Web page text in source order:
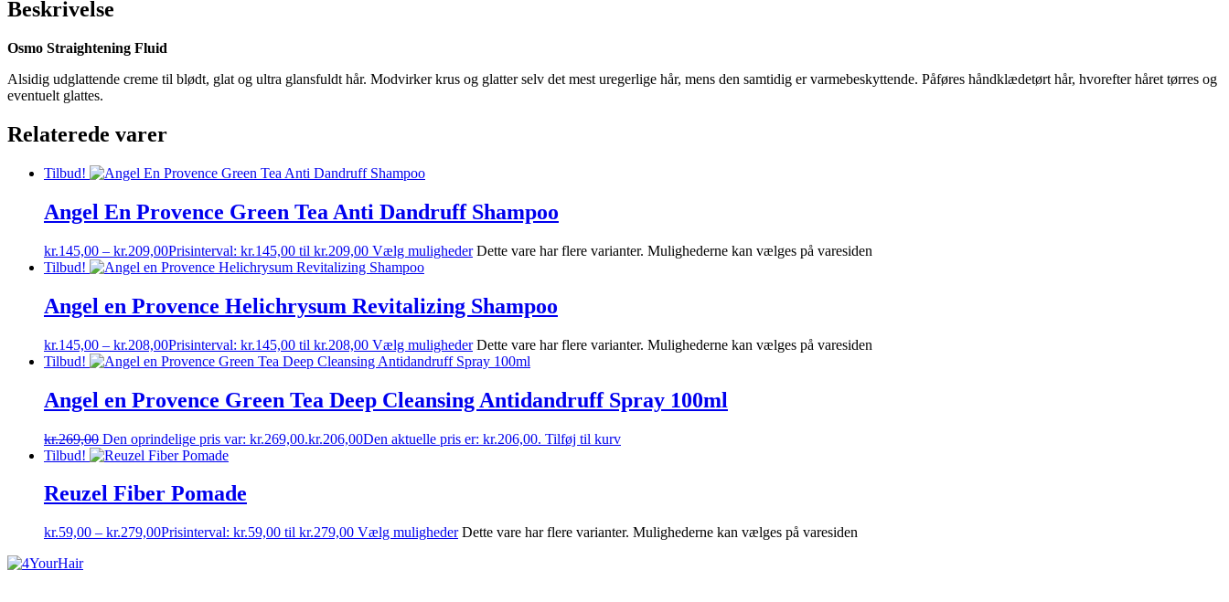
Beskrivelse
Osmo Straightening Fluid
Alsidig udglattende creme til blødt, glat og ultra glansfuldt hår. Modvirker krus og glatter selv det mest uregerlige hår, mens den samtidig er varmebeskyttende. Påføres håndklædetørt hår, hvorefter håret tørres og
eventuelt glattes.
Relaterede varer
Tilbud!
Angel En Provence Green Tea Anti Dandruff Shampoo
kr.145,00 – kr.209,00Prisinterval: kr.145,00 til kr.209,00 Vælg muligheder Dette vare har flere varianter. Mulighederne kan vælges på varesiden
Tilbud!
Angel en Provence Helichrysum Revitalizing Shampoo
kr.145,00 – kr.208,00Prisinterval: kr.145,00 til kr.208,00 Vælg muligheder Dette vare har flere varianter. Mulighederne kan vælges på varesiden
Tilbud!
Angel en Provence Green Tea Deep Cleansing Antidandruff Spray 100ml
kr.269,00 Den oprindelige pris var: kr.269,00.kr.206,00Den aktuelle pris er: kr.206,00. Tilføj til kurv
Tilbud!
Reuzel Fiber Pomade
kr.59,00 – kr.279,00Prisinterval: kr.59,00 til kr.279,00 Vælg muligheder Dette vare har flere varianter. Mulighederne kan vælges på varesiden